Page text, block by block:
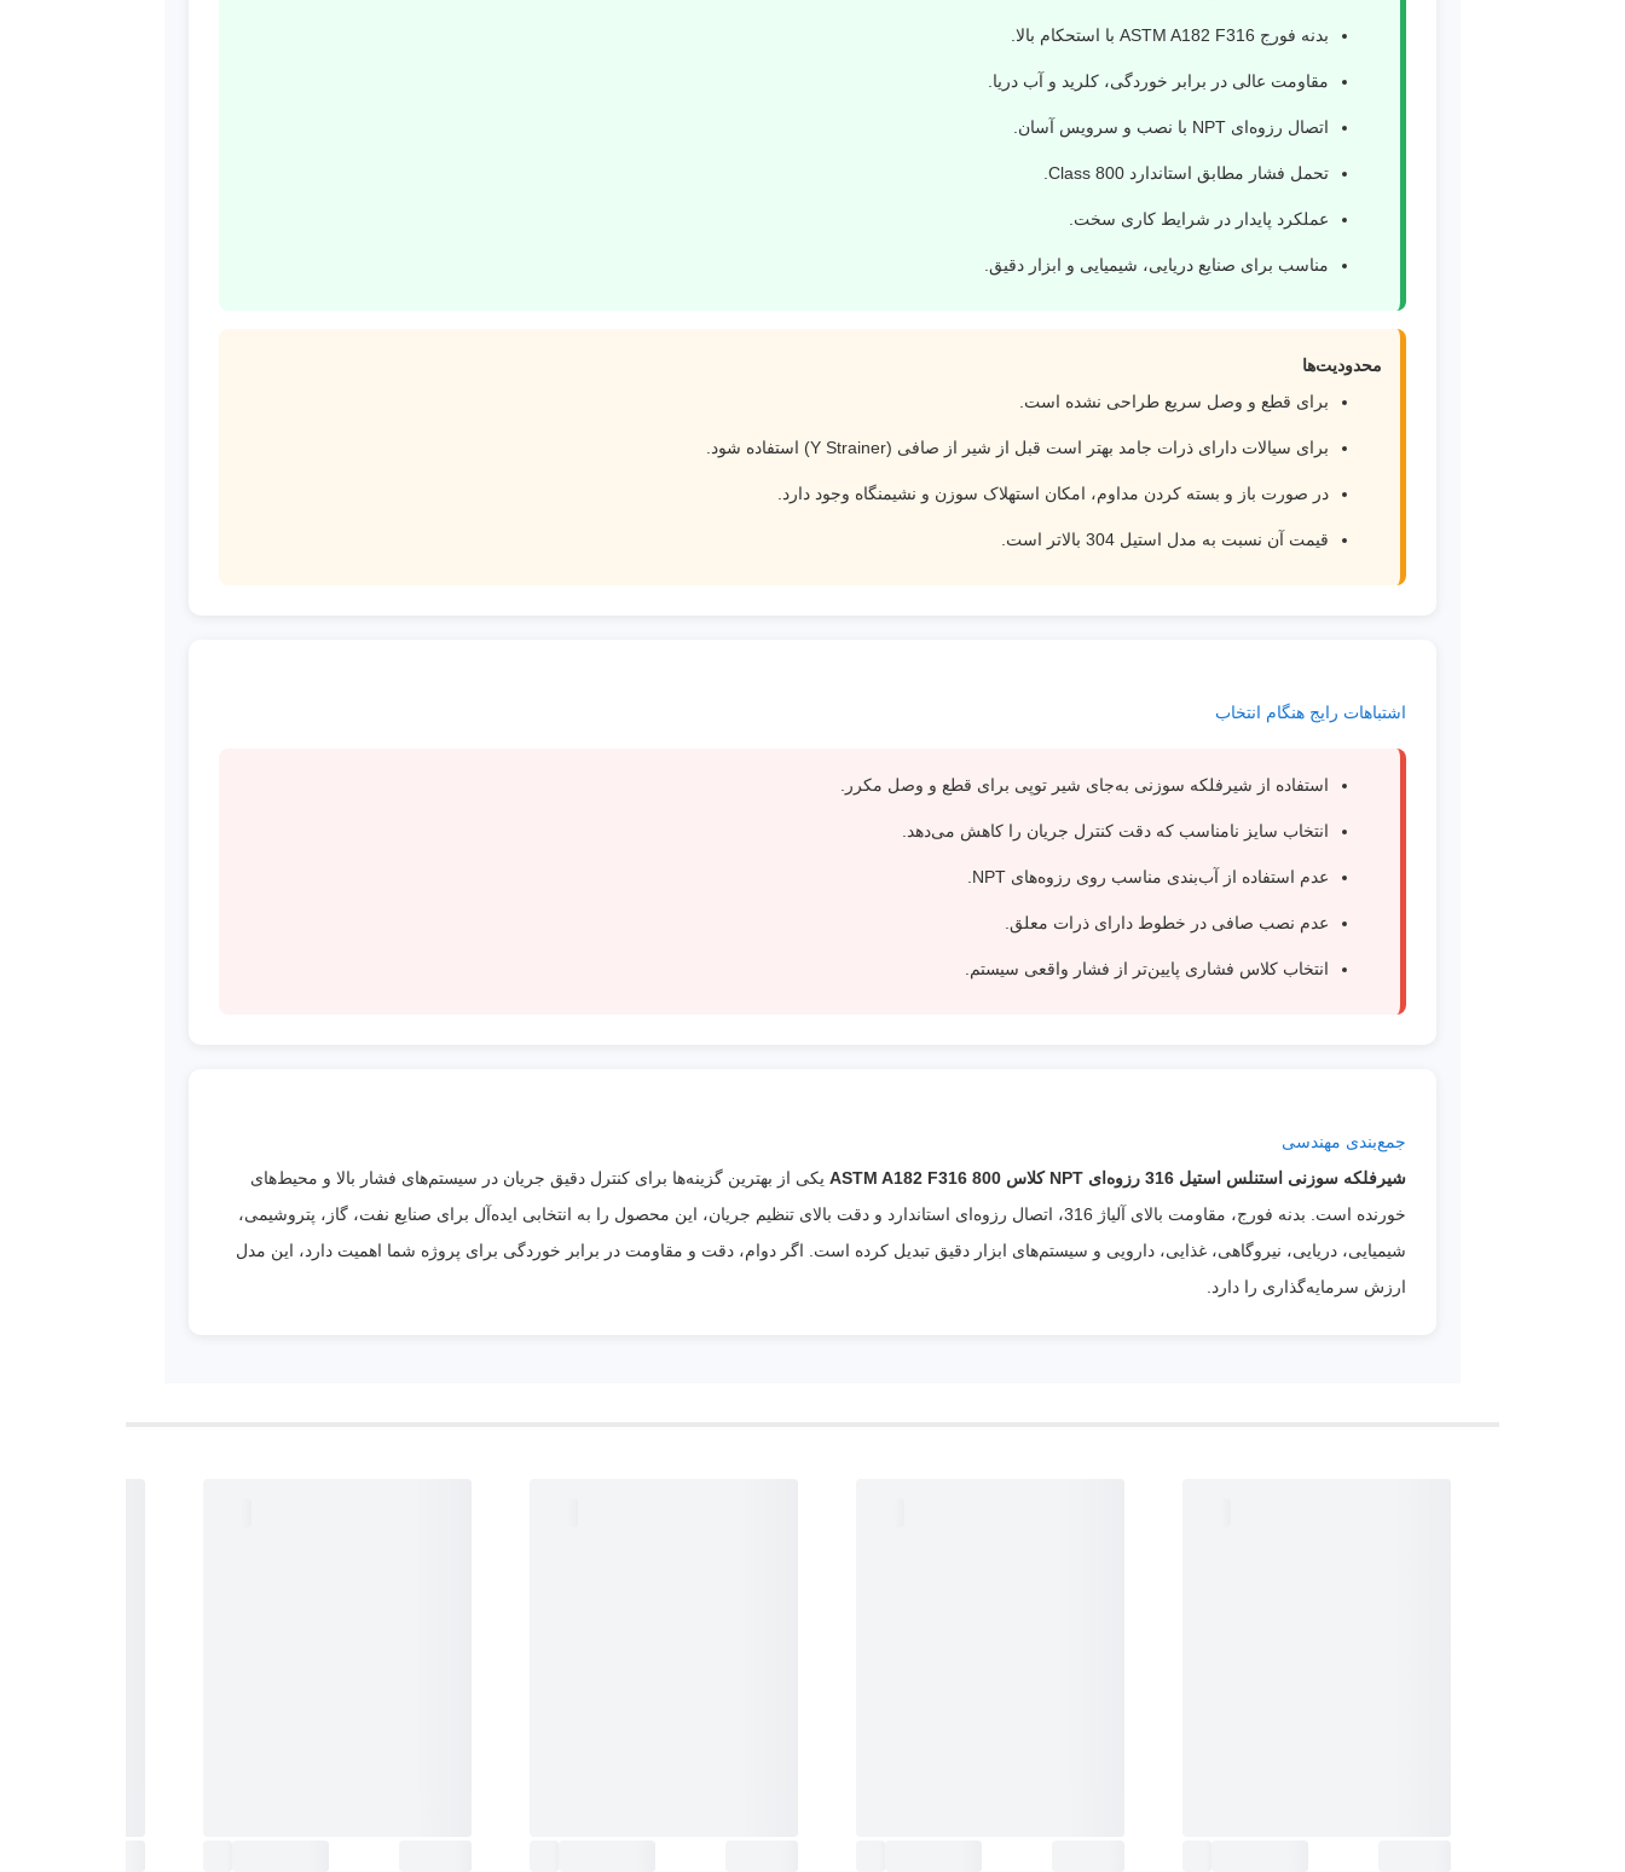
بدنه فورج ASTM A182 F316 با استحکام بالا.
مقاومت عالی در برابر خوردگی، کلرید و آب دریا.
اتصال رزوه‌ای NPT با نصب و سرویس آسان.
تحمل فشار مطابق استاندارد Class 800.
عملکرد پایدار در شرایط کاری سخت.
مناسب برای صنایع دریایی، شیمیایی و ابزار دقیق.
محدودیت‌ها
برای قطع و وصل سریع طراحی نشده است.
برای سیالات دارای ذرات جامد بهتر است قبل از شیر از صافی (Y Strainer) استفاده شود.
در صورت باز و بسته کردن مداوم، امکان استهلاک سوزن و نشیمنگاه وجود دارد.
قیمت آن نسبت به مدل استیل 304 بالاتر است.
اشتباهات رایج هنگام انتخاب
استفاده از شیرفلکه سوزنی به‌جای شیر توپی برای قطع و وصل مکرر.
انتخاب سایز نامناسب که دقت کنترل جریان را کاهش می‌دهد.
عدم استفاده از آب‌بندی مناسب روی رزوه‌های NPT.
عدم نصب صافی در خطوط دارای ذرات معلق.
انتخاب کلاس فشاری پایین‌تر از فشار واقعی سیستم.
جمع‌بندی مهندسی
شیرفلکه سوزنی استنلس استیل 316 رزوه‌ای NPT کلاس 800 ASTM A182 F316
یکی از بهترین گزینه‌ها برای کنترل دقیق جریان در سیستم‌های فشار بالا و محیط‌های
خورنده است. بدنه فورج، مقاومت بالای آلیاژ 316، اتصال رزوه‌ای استاندارد و دقت بالای تنظیم جریان، این محصول را به انتخابی ایده‌آل برای صنایع نفت، گاز، پتروشیمی،
شیمیایی، دریایی، نیروگاهی، غذایی، دارویی و سیستم‌های ابزار دقیق تبدیل کرده است. اگر دوام، دقت و مقاومت در برابر خوردگی برای پروژه شما اهمیت دارد، این مدل
ارزش سرمایه‌گذاری را دارد.